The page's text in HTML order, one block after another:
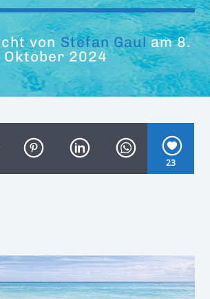
(Extended Mix)
von Stefan Gaulam 8.
Oktober 2024
23